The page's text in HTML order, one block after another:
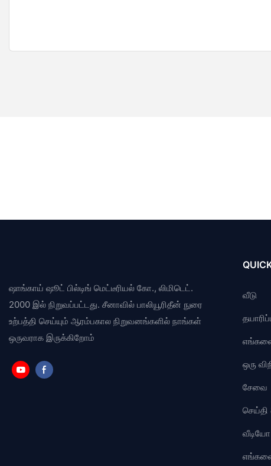
ஷாங்காய் ஷூட் பில்டிங் மெட்டீரியல் கோ., லிமிடெட்.
2000 இல் நிறுவப்பட்டது. சீனாவில் பாலியூரிதீன் நுரை
உற்பத்தி செய்யும் ஆரம்பகால நிறுவனங்களில் நாங்கள்
ஒருவராக இருக்கிறோம்
வீடு
ஒரு
சேவை
செய்தி
வீடியோ